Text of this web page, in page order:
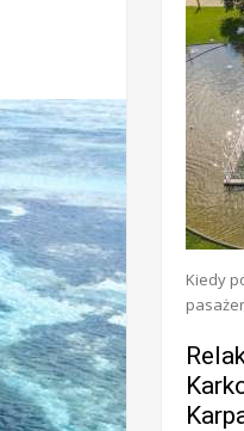
Kiedy